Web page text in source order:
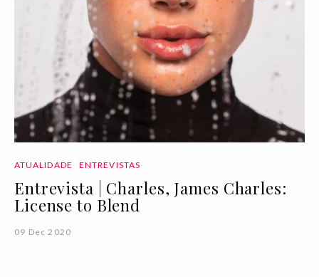
ATUALIDADE ENTREVISTAS
Entrevista | Charles, James Charles:
License to Blend
09 Dec 2020